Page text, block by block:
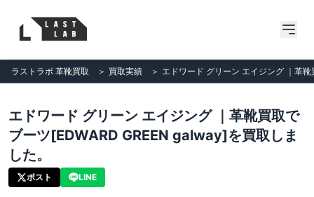
ラストラボ 革靴買取 ＞ 買取実績 ＞ エドワード グリーン エイジング ｜革
エドワード グリーン エイジング ｜革靴買取で
ブーツ[EDWARD GREEN galway]を買取しま
した。
ポスト LINE